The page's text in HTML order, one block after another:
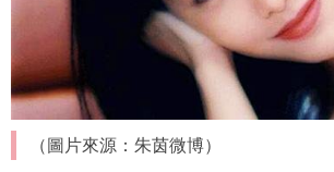
（圖片來源：朱茵微博）